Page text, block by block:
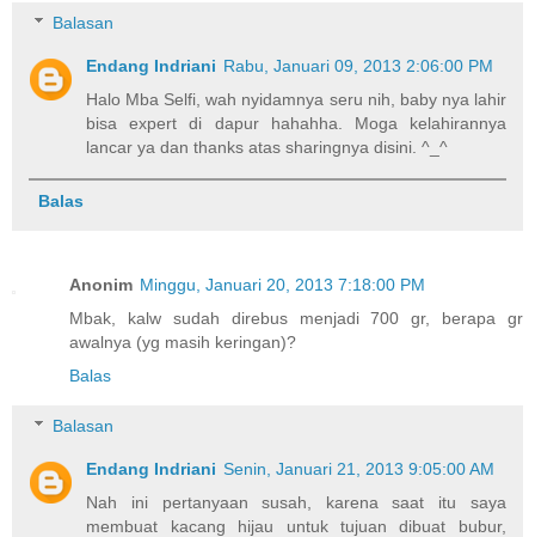
Balasan
Endang Indriani Rabu, Januari 09, 2013 2:06:00 PM
Halo Mba Selfi, wah nyidamnya seru nih, baby nya lahir
bisa expert di dapur hahahha. Moga kelahirannya
lancar ya dan thanks atas sharingnya disini. ^_^
Balas
Anonim Minggu, Januari 20, 2013 7:18:00 PM
Mbak, kalw sudah direbus menjadi 700 gr, berapa gr
awalnya (yg masih keringan)?
Balas
Balasan
Endang Indriani Senin, Januari 21, 2013 9:05:00 AM
Nah ini pertanyaan susah, karena saat itu saya
membuat kacang hijau untuk tujuan dibuat bubur,